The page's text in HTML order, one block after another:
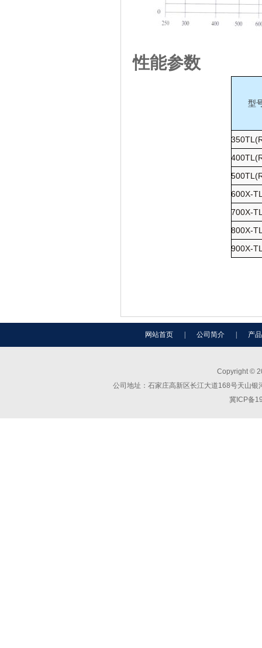
性能参数
型
600X-
700X-
800X-
900X-
网站首页 公司简介 产
Copyright ©
公司地址：石家庄高新区长江大道168号天
冀ICP备